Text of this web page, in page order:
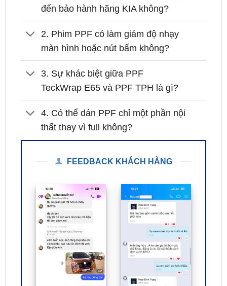
2. Phim PPF có làm giảm độ nhạy
màn hình hoặc nút bấm không?
3. Sự khác biệt giữa PPF
TeckWrap E65 và PPF TPH là gì?
4. Có thể dán PPF chỉ một phần nội
thất thay vì full không?
FEEDBACK KHÁCH HÀNG